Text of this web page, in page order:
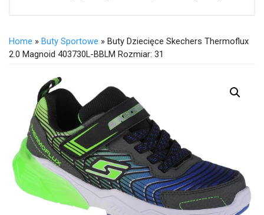
Home » Buty Sportowe » Buty Dziecięce Skechers Thermoflux
2.0 Magnoid 403730L-BBLM Rozmiar: 31